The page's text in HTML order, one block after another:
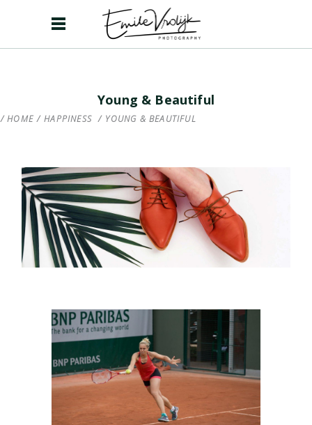
Young & Beautiful
HOME / HAPPINESS / YOUNG & BEAUTIFUL